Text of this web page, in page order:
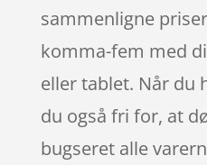
sammenligne
komma-fem med
eller tablet. Når du
du også fri for, at
bugseret alle